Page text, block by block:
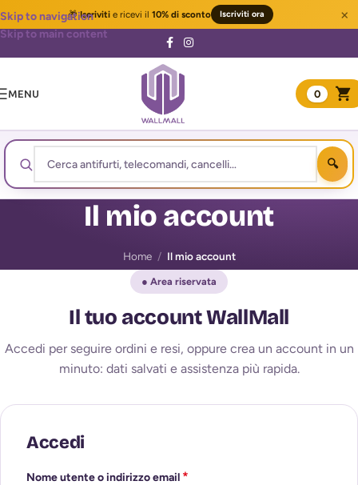
🎁Iscrivitie ricevi il 10% di sconto Iscriviti ora ×
Skip to navigation
Skip to main content
MENU 0
Il mio account
Home / Il mio account
● Area riservata
Il tuo account WallMall
Accedi per seguire ordini e resi, oppure crea un account in un
minuto: dati salvati e assistenza più rapida.
Accedi
Nome utente o indirizzo email *